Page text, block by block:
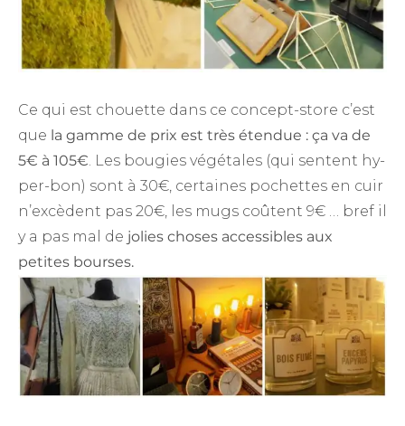
Ce qui est chouette dans ce concept-store c’est
que la gamme de prix est très étendue : ça va de
5€ à 105€. Les bougies végétales (qui sentent hy-
per-bon) sont à 30€, certaines pochettes en cuir
n’excèdent pas 20€, les mugs coûtent 9€ … bref il
y a pas mal de jolies choses accessibles aux
petites bourses.